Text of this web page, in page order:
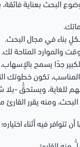
البحث بعناية
بناء في مجال البحث.
والموارد المتاحة لك.
جدًا يسمح
تكون خطوتك
للغاية، ويستحقُّ -بلا
ومنه يقرر القارئ
تتوافر فيه أثناء